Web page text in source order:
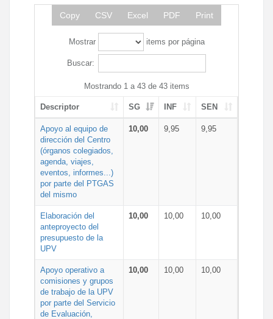
Copy CSV Excel PDF Print
Mostrar items por página
Buscar:
Mostrando 1 a 43 de 43 items
Descriptor SG INF SEN
Apoyo al equipo de
dirección del Centro
(órganos colegiados,
agenda, viajes,
eventos, informes...)
por parte del PTGAS
del mismo
10,00 9,95 9,95
Elaboración del
anteproyecto del
presupuesto de la
UPV
10,00 10,00 10,00
Apoyo operativo a
comisiones y grupos
de trabajo de la UPV
por parte del Servicio
de Evaluación,
10,00 10,00 10,00